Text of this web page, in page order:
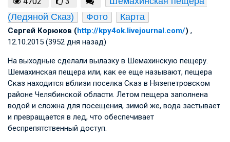
(Ледяной Сказ)
Фото Карта
Сергей Корюков (http://kpy4ok.livejournal.com/) ,
12.10.2015 (3952 дня назад)
На выходные сделали вылазку в Шемахинскую пещеру.
Шемахинская пещера или, как ее еще называют, пещера
Сказ находится вблизи поселка Сказ в Нязепетровском
районе Челябинской области. Летом пещера заполнена
водой и сложна для посещения, зимой же, вода застывает
и превращается в лед, что обеспечивает
беспрепятственный доступ.